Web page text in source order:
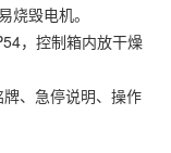
烧毁电机。
，控制箱内放干燥
、急停说明、操作